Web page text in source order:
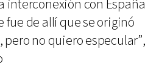
interconexión con España
fue de allí que se originó
no quiero especular”,